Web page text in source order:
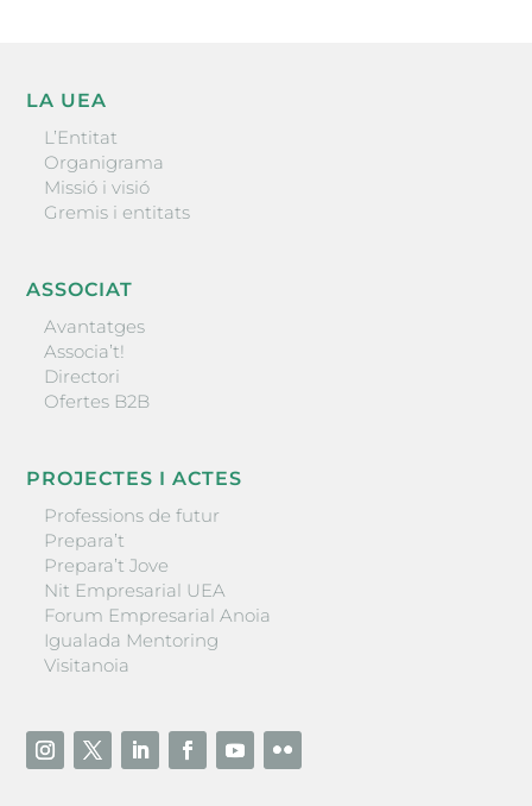
LA UEA
L’Entitat
Organigrama
Missió i visió
Gremis i entitats
ASSOCIAT
Avantatges
Associa’t!
Directori
Ofertes B2B
PROJECTES I ACTES
Professions de futur
Prepara’t
Prepara’t Jove
Nit Empresarial UEA
Forum Empresarial Anoia
Igualada Mentoring
Visitanoia